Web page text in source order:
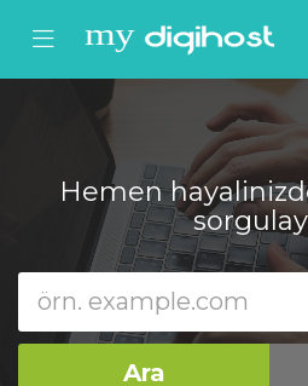
Mobile Menu
Mobile Menu
Hemen